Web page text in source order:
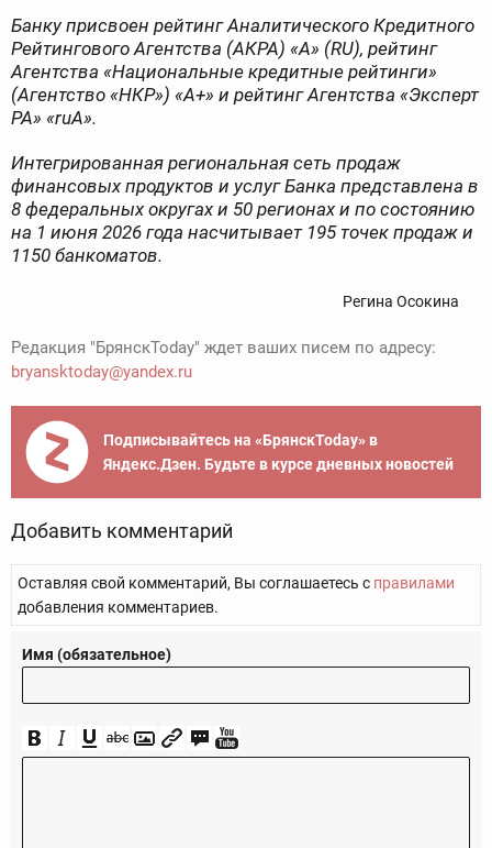
Банку присвоен рейтинг Аналитического Кредитного
Рейтингового Агентства (АКРА) «А» (RU), рейтинг
Агентства «Национальные кредитные рейтинги»
(Агентство «НКР») «А+» и рейтинг Агентства «Эксперт
РА» «ruА».
Интегрированная региональная сеть продаж
финансовых продуктов и услуг Банка представлена в
8 федеральных округах и 50 регионах и по состоянию
на 1 июня 2026 года насчитывает 195 точек продаж и
1150 банкоматов.
Регина Осокина
Редакция "БрянскToday" ждет ваших писем по адресу:
bryansktoday@yandex.ru
Подписывайтесь на «БрянскToday» в
Яндекс.Дзен. Будьте в курсе дневных новостей
Добавить комментарий
Оставляя свой комментарий, Вы соглашаетесь с правилами
добавления комментариев.
Имя (обязательное)